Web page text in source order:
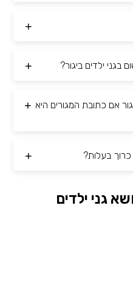
בגני ילדים ביגור?
אם כתובת המגורים היא
כרוך בעלות?
גני ילדים